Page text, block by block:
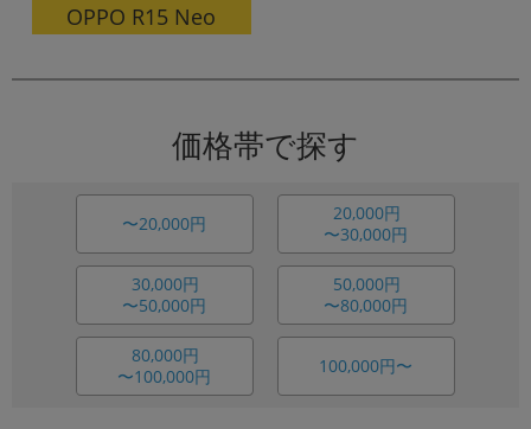
OPPO R15 Neo
価格帯で探す
〜20,000円 20,000円
〜30,000円
30,000円
〜50,000円
50,000円
〜80,000円
80,000円
〜100,000円 100,000円〜